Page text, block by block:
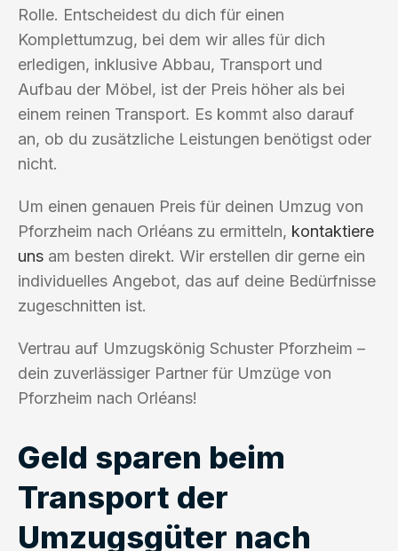
Rolle. Entscheidest du dich für einen
Komplettumzug, bei dem wir alles für dich
erledigen, inklusive Abbau, Transport und
Aufbau der Möbel, ist der Preis höher als bei
einem reinen Transport. Es kommt also darauf
an, ob du zusätzliche Leistungen benötigst oder
nicht.
Um einen genauen Preis für deinen Umzug von
Pforzheim nach Orléans zu ermitteln, kontaktiere
uns am besten direkt. Wir erstellen dir gerne ein
individuelles Angebot, das auf deine Bedürfnisse
zugeschnitten ist.
Vertrau auf Umzugskönig Schuster Pforzheim –
dein zuverlässiger Partner für Umzüge von
Pforzheim nach Orléans!
Geld sparen beim
Transport der
Umzugsgüter nach